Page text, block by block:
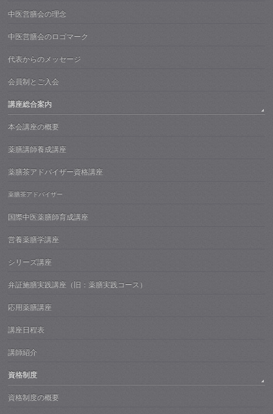
中医営膳会の理念
中医営膳会のロゴマーク
代表からのメッセージ
会員制とご入会
講座総合案内
本会講座の概要
薬膳講師養成講座
薬膳茶アドバイザー資格講座
薬膳茶アドバイザー
国際中医薬膳師育成講座
営養薬膳学講座
シリーズ講座
弁証施膳実践講座（旧：薬膳実践コース）
応用薬膳講座
講座日程表
講師紹介
資格制度
資格制度の概要